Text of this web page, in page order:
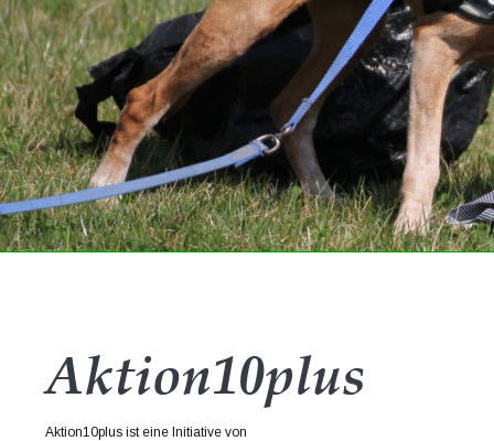
Aktion10plus
Aktion10plus ist eine Initiative von